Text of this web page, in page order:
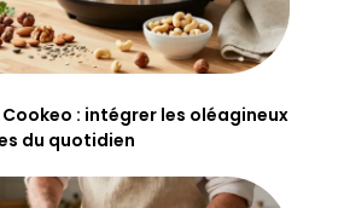
: intégrer les oléagineux
du quotidien